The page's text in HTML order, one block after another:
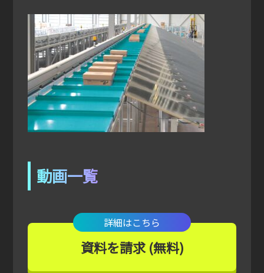
動画一覧
詳細はこちら
資料を請求 (無料)